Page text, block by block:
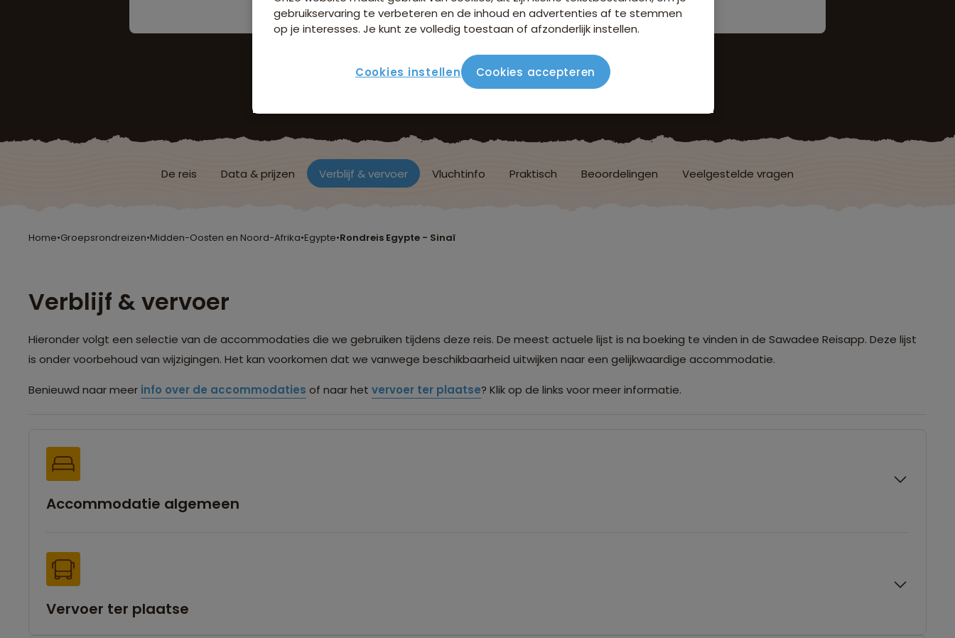
De reis Data & prijzen Verblijf & vervoer Vluchtinfo Praktisch Beoordelingen Veelgestelde vragen
Home•Groepsrondreizen•Midden-Oosten en Noord-Afrika•Egypte•Rondreis Egypte - Sinaï
Verblijf & vervoer
Hieronder volgt een selectie van de accommodaties die we gebruiken tijdens deze reis. De meest actuele lijst is na boeking te vinden in de Sawadee Reisapp. Deze lijst
is onder voorbehoud van wijzigingen. Het kan voorkomen dat we vanwege beschikbaarheid uitwijken naar een gelijkwaardige accommodatie.
Benieuwd naar meer info over de accommodaties of naar het vervoer ter plaatse? Klik op de links voor meer informatie.
Accommodatie algemeen
Vervoer ter plaatse
gebruikservaring te verbeteren en de inhoud en advertenties af te stemmen
op je interesses. Je kunt ze volledig toestaan of afzonderlijk instellen.
Cookies instellen Cookies accepteren